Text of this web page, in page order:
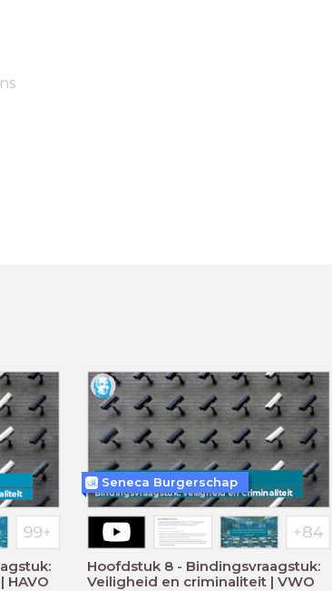
Hoofdstuk 8 - Bindingsvraagstuk:
Veiligheid en criminaliteit | VWO
Seneca Burgerschap